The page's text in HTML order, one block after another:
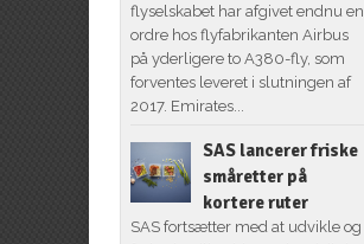
flyselskabet har afgivet endnu en
ordre hos flyfabrikanten Airbus
på yderligere to A380-fly, som
forventes leveret i slutningen af
2017. Emirates...
SAS lancerer friske
småretter på
kortere ruter
SAS fortsætter med at udvikle og